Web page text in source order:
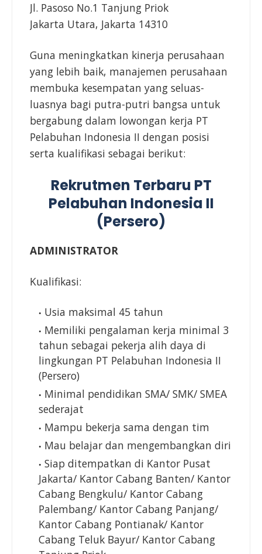
Jl. Pasoso No.1 Tanjung Priok
Jakarta Utara, Jakarta 14310
Guna meningkatkan kinerja perusahaan
yang lebih baik, manajemen perusahaan
membuka kesempatan yang seluas-
luasnya bagi putra-putri bangsa untuk
bergabung dalam lowongan kerja PT
Pelabuhan Indonesia II dengan posisi
serta kualifikasi sebagai berikut:
Rekrutmen Terbaru PT
Pelabuhan Indonesia II
(Persero)
ADMINISTRATOR
Kualifikasi:
Usia maksimal 45 tahun
Memiliki pengalaman kerja minimal 3
tahun sebagai pekerja alih daya di
lingkungan PT Pelabuhan Indonesia II
(Persero)
Minimal pendidikan SMA/ SMK/ SMEA
sederajat
Mampu bekerja sama dengan tim
Mau belajar dan mengembangkan diri
Siap ditempatkan di Kantor Pusat
Jakarta/ Kantor Cabang Banten/ Kantor
Cabang Bengkulu/ Kantor Cabang
Palembang/ Kantor Cabang Panjang/
Kantor Cabang Pontianak/ Kantor
Cabang Teluk Bayur/ Kantor Cabang